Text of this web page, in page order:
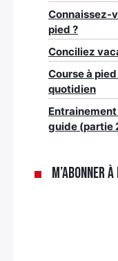
Connaissez-
pied ?
Conciliez
Course à
quotidien
guide (partie
M’abonner